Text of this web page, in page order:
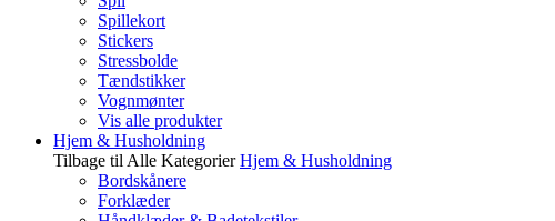
Spillekort
Stickers
Stressbolde
Tændstikker
Vognmønter
Vis alle produkter
Hjem & Husholdning
Tilbage til Alle Kategorier Hjem & Husholdning
Bordskånere
Forklæder